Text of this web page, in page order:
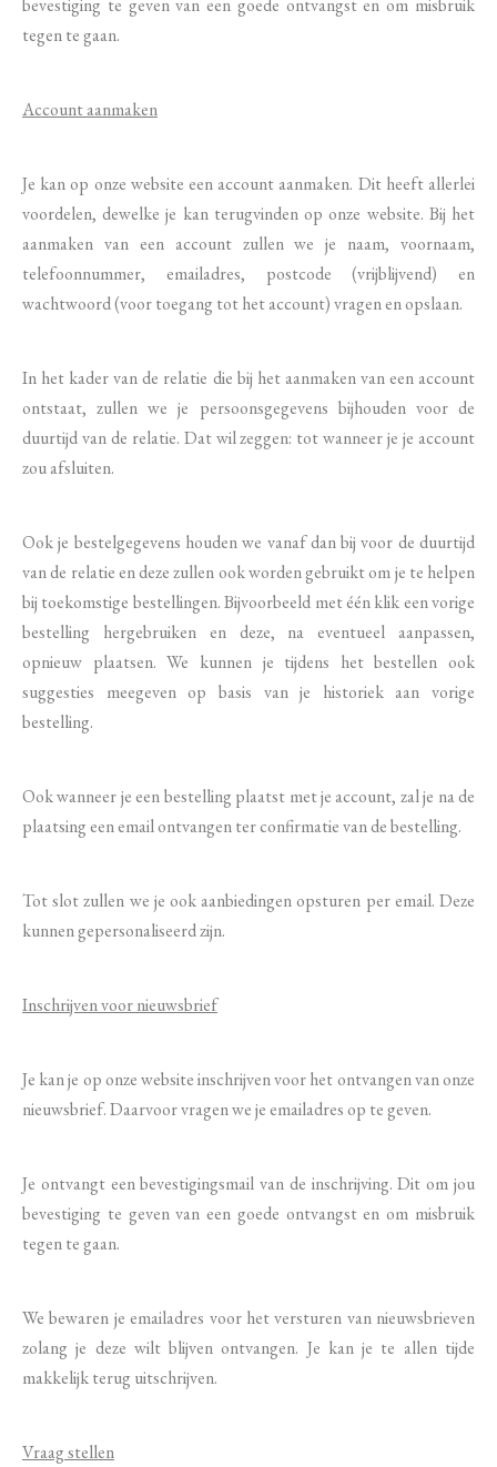
bevestiging te geven van een goede ontvangst en om misbruik
tegen te gaan.
Account aanmaken
Je kan op onze website een account aanmaken. Dit heeft allerlei
voordelen, dewelke je kan terugvinden op onze website. Bij het
aanmaken van een account zullen we je naam, voornaam,
telefoonnummer, emailadres, postcode (vrijblijvend) en
wachtwoord (voor toegang tot het account) vragen en opslaan.
In het kader van de relatie die bij het aanmaken van een account
ontstaat, zullen we je persoonsgegevens bijhouden voor de
duurtijd van de relatie. Dat wil zeggen: tot wanneer je je account
zou afsluiten.
Ook je bestelgegevens houden we vanaf dan bij voor de duurtijd
van de relatie en deze zullen ook worden gebruikt om je te helpen
bij toekomstige bestellingen. Bijvoorbeeld met één klik een vorige
bestelling hergebruiken en deze, na eventueel aanpassen,
opnieuw plaatsen. We kunnen je tijdens het bestellen ook
suggesties meegeven op basis van je historiek aan vorige
bestelling.
Ook wanneer je een bestelling plaatst met je account, zal je na de
plaatsing een email ontvangen ter confirmatie van de bestelling.
Tot slot zullen we je ook aanbiedingen opsturen per email. Deze
kunnen gepersonaliseerd zijn.
Inschrijven voor nieuwsbrief
Je kan je op onze website inschrijven voor het ontvangen van onze
nieuwsbrief. Daarvoor vragen we je emailadres op te geven.
Je ontvangt een bevestigingsmail van de inschrijving. Dit om jou
bevestiging te geven van een goede ontvangst en om misbruik
tegen te gaan.
We bewaren je emailadres voor het versturen van nieuwsbrieven
zolang je deze wilt blijven ontvangen. Je kan je te allen tijde
makkelijk terug uitschrijven.
Vraag stellen